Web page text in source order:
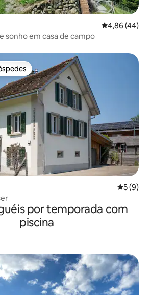
4,86 de uma
4,86 (44)
sonho em casa de campo
preferidos dos hóspedes
5 de
5 (9)
por temporada com
piscina